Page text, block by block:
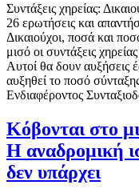
Συντάξεις χηρείας:
26 ερωτήσεις και
Δικαιούχοι, ποσά και
μισό οι συντάξεις
Αυτοί θα δουν αυξήσεις
αυξηθεί το ποσό
Ενδιαφέροντος
Κόβονται στο
Η αναδρομική
δεν υπάρχει